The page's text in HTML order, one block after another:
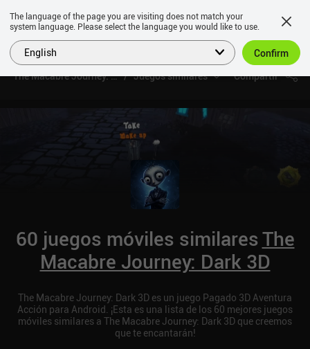
The Macabre Journey: Dark 3DJuegos similares Compartir
60 juegos móviles similaresThe
Macabre Journey: Dark 3D
The Macabre Journey: Dark 3D es un juego Pagado 3D Aventura
Acción para Android. ¡Esta es una lista de los 60 mejores juegos
móviles similares a The Macabre Journey: Dark 3D que creemos
que te encantarán!
The language of the page you are visiting does not match your
system language. Please select the language you would like to use.
English Confirm